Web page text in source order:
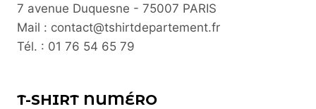
7 avenue Duquesne - 75007 PARIS
Mail : contact@tshirtdepartement.fr
Tél. : 01 76 54 65 79
T-SHIRT NUMÉRO